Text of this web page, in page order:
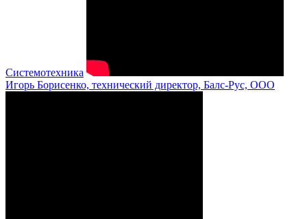
Системотехника
Игорь Борисенко, технический директор, Балс-Рус, ООО